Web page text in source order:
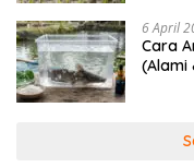
6 April
Cara
(Alami